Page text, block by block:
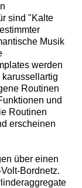
sind "Kalte
Musik
werden
Routinen
und
Routinen
erscheinen
über einen
Bordnetz.